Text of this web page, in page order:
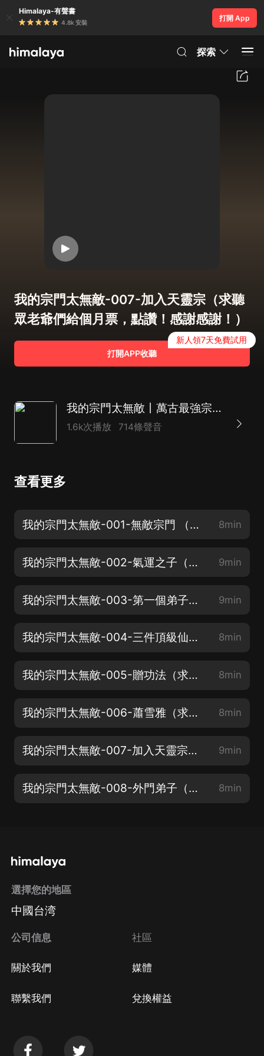
Himalaya-有聲書
4.8k 安裝
打開 App
探索
我的宗門太無敵-007-加入天靈宗（求聽
眾老爺們給個月票，點讚！感謝感謝！）
打開APP收聽
新人領7天免費試用
我的宗門太無敵丨萬古最強宗&幻櫻空同類型丨腹黑加種田&穿越加外掛丨玄幻熱血爽文
1.6k次播放 714條聲音
查看更多
我的宗門太無敵-001-無敵宗門 （新書上架！求分享，月票，點讚！） 8min
我的宗門太無敵-002-氣運之子（新書上架！求分享，月票，點讚！） 9min
我的宗門太無敵-003-第一個弟子（新書上架！求分享，月票，點讚！） 9min
我的宗門太無敵-004-三件頂級仙器（求聽眾老爺們給個月票，點讚！感謝感謝！） 8min
我的宗門太無敵-005-贈功法（求聽眾老爺們給個月票，點讚！感謝感謝！） 8min
我的宗門太無敵-006-蕭雪雅（求聽眾老爺們給個月票，點讚！感謝感謝！） 8min
我的宗門太無敵-007-加入天靈宗（求聽眾老爺們給個月票，點讚！感謝感謝！） 9min
我的宗門太無敵-008-外門弟子（求聽眾老爺們給個月票，點讚！感謝感謝！） 8min
選擇您的地區
中國台湾
公司信息
關於我們
聯繫我們
社區
媒體
兌換權益